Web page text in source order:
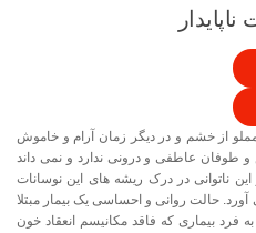
از خشم و در دیگر زمان آرام و خاموش
طوفان عاطفی و درونی ندارد و نمی داند
ناتوانی در درک ریشه های این نوسانات
حالت روانی و احساسی یک بیمار مبتلا
بیماری که فاقد مکانیسم انعقاد خون